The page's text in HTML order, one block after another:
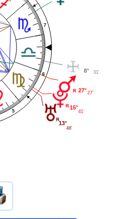
5
6
7
13°
48'
15°
41'
27° 27'
8° 31'